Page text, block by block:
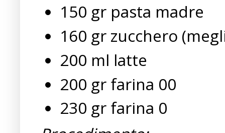
150 gr pasta madre
160 gr zucchero
200 ml latte
200 gr farina 00
230 gr farina 0